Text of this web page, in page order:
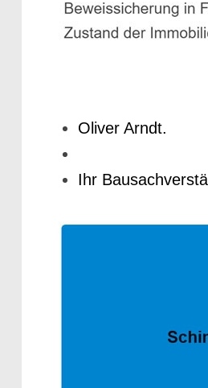
Oliver Arndt.
Ihr